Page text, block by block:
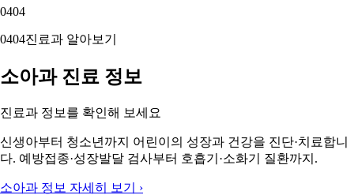
0404
0404진료과 알아보기
소아과 진료 정보
진료과 정보를 확인해 보세요
신생아부터 청소년까지 어린이의 성장과 건강을 진단·치료합니
다. 예방접종·성장발달 검사부터 호흡기·소화기 질환까지.
소아과 정보 자세히 보기 ›